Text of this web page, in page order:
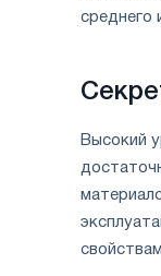
среднего
Высокий